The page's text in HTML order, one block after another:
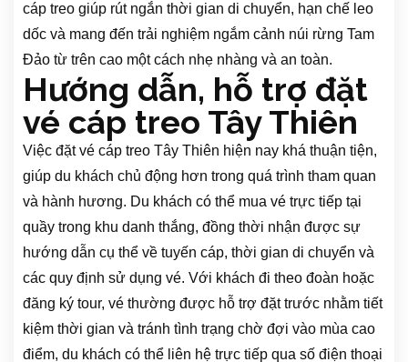
cáp treo giúp rút ngắn thời gian di chuyển, hạn chế leo
dốc và mang đến trải nghiệm ngắm cảnh núi rừng Tam
Đảo từ trên cao một cách nhẹ nhàng và an toàn.
Hướng dẫn, hỗ trợ đặt
vé cáp treo Tây Thiên
Việc đặt vé cáp treo Tây Thiên hiện nay khá thuận tiện,
giúp du khách chủ động hơn trong quá trình tham quan
và hành hương. Du khách có thể mua vé trực tiếp tại
quầy trong khu danh thắng, đồng thời nhận được sự
hướng dẫn cụ thể về tuyến cáp, thời gian di chuyển và
các quy định sử dụng vé. Với khách đi theo đoàn hoặc
đăng ký tour, vé thường được hỗ trợ đặt trước nhằm tiết
kiệm thời gian và tránh tình trạng chờ đợi vào mùa cao
điểm, du khách có thể liên hệ trực tiếp qua số điện thoại